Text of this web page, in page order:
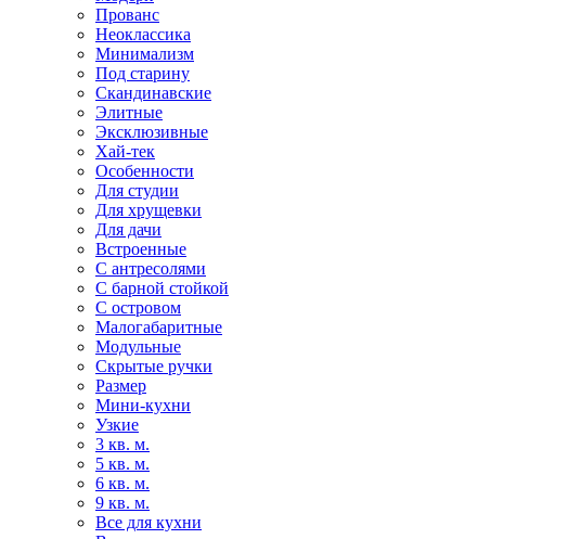
Прованс
Неоклассика
Минимализм
Под старину
Скандинавские
Элитные
Эксклюзивные
Хай-тек
Особенности
Для студии
Для хрущевки
Для дачи
Встроенные
С антресолями
С барной стойкой
С островом
Малогабаритные
Модульные
Скрытые ручки
Размер
Мини-кухни
Узкие
3 кв. м.
5 кв. м.
6 кв. м.
9 кв. м.
Все для кухни